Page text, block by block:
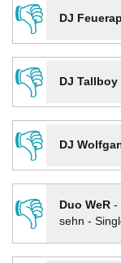
👎
DJ
👎
DJ Tallboy
👎
DJ
👎
Duo WeR-
sehn -